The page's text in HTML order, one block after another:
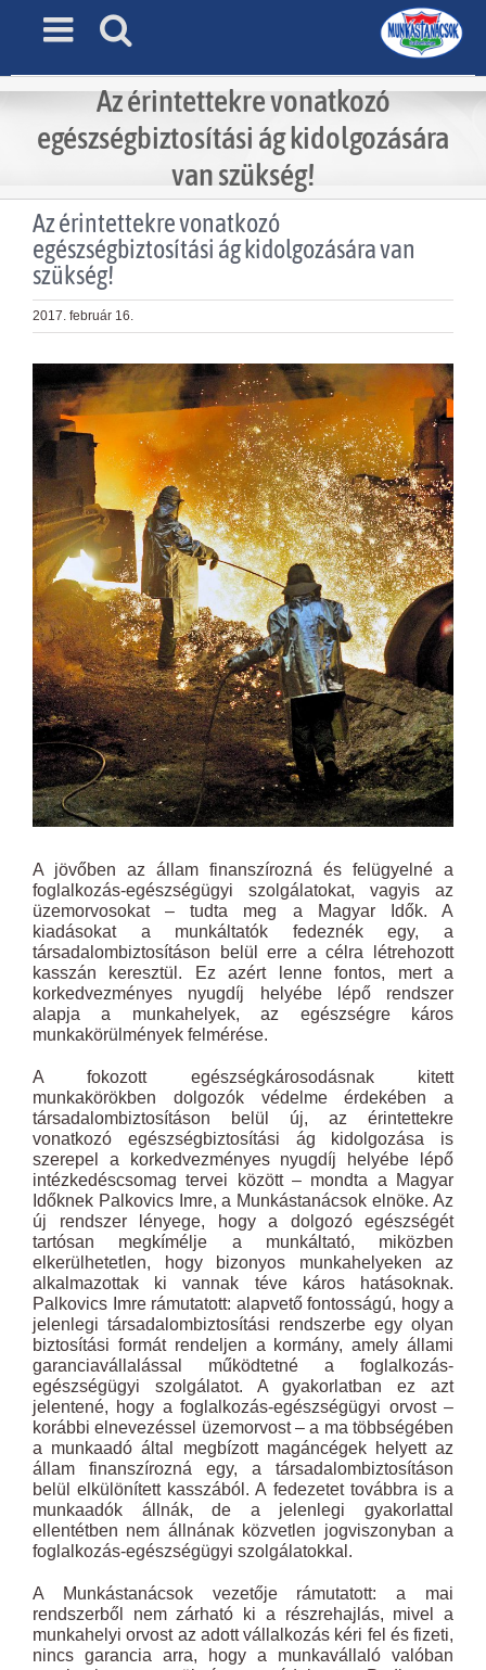
Az érintettekre vonatkozó
egészségbiztosítási ág kidolgozására
van szükség!
Az érintettekre vonatkozó
egészségbiztosítási ág kidolgozására van
szükség!
2017. február 16.
View
Larger
Image
A jövőben az állam finanszírozná és felügyelné a
foglalkozás-egészségügyi szolgálatokat, vagyis az
üzemorvosokat – tudta meg a Magyar Idők. A
kiadásokat a munkáltatók fedeznék egy, a
társadalombiztosításon belül erre a célra létrehozott
kasszán keresztül. Ez azért lenne fontos, mert a
korkedvezményes nyugdíj helyébe lépő rendszer
alapja a munkahelyek, az egészségre káros
munkakörülmények felmérése.
A fokozott egészségkárosodásnak kitett
munkakörökben dolgozók védelme érdekében a
társadalombiztosításon belül új, az érintettekre
vonatkozó egészségbiztosítási ág kidolgozása is
szerepel a korkedvezményes nyugdíj helyébe lépő
intézkedéscsomag tervei között – mondta a Magyar
Időknek Palkovics Imre, a Munkástanácsok elnöke. Az
új rendszer lényege, hogy a dolgozó egészségét
tartósan megkímélje a munkáltató, miközben
elkerülhetetlen, hogy bizonyos munkahelyeken az
alkalmazottak ki vannak téve káros hatásoknak.
Palkovics Imre rámutatott: alapvető fontosságú, hogy a
jelenlegi társadalombiztosítási rendszerbe egy olyan
biztosítási formát rendeljen a kormány, amely állami
garanciavállalással működtetné a foglalkozás-
egészségügyi szolgálatot. A gyakorlatban ez azt
jelentené, hogy a foglalkozás-egészségügyi orvost –
korábbi elnevezéssel üzemorvost – a ma többségében
a munkaadó által megbízott magáncégek helyett az
állam finanszírozná egy, a társadalombiztosításon
belül elkülönített kasszából. A fedezetet továbbra is a
munkaadók állnák, de a jelenlegi gyakorlattal
ellentétben nem állnának közvetlen jogviszonyban a
foglalkozás-egészségügyi szolgálatokkal.
A Munkástanácsok vezetője rámutatott: a mai
rendszerből nem zárható ki a részrehajlás, mivel a
munkahelyi orvost az adott vállalkozás kéri fel és fizeti,
nincs garancia arra, hogy a munkavállaló valóban